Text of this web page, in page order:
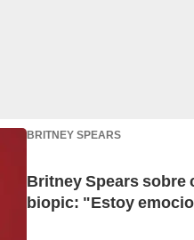
BRITNEY SPEARS
Britney Spears sobre
biopic: "Estoy